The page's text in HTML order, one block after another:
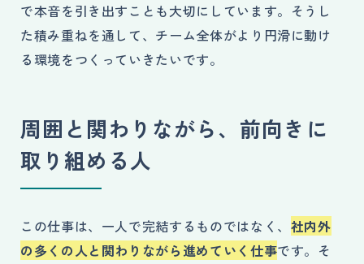
で本音を引き出すことも大切にしています。そうし
た積み重ねを通して、チーム全体がより円滑に動け
る環境をつくっていきたいです。
周囲と関わりながら、前向きに
取り組める人
この仕事は、一人で完結するものではなく、 社内外
の多くの人と関わりながら進めていく仕事です。そ